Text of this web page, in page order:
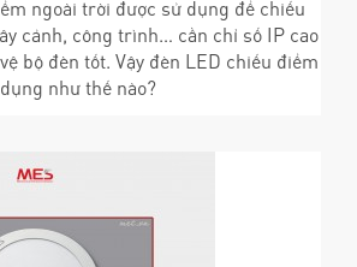
ngoài trời được sử dụng để chiếu
cảnh, công trình… cần chỉ số IP cao
bộ đèn tốt. Vậy đèn LED chiếu điểm
như thế nào?